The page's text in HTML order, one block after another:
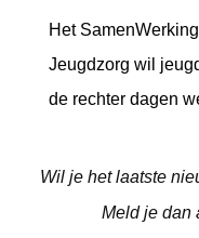
Het
Jeugdzorg wil
de rechter dagen
Wil je het laatste
Meld je dan